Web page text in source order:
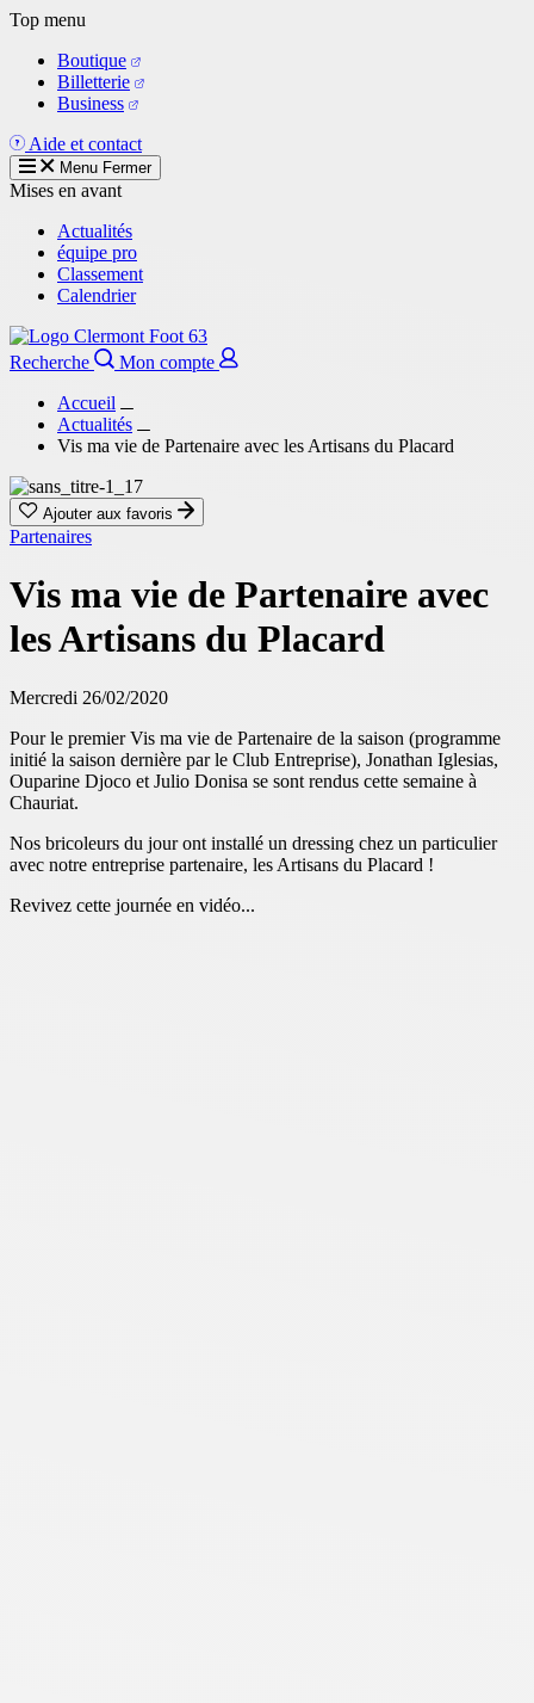
Aller
contenu
principal
Top menu
Boutique
Billetterie
Business
Aide et contact
Menu Fermer
Mises en avant
Actualités
équipe pro
Classement
Calendrier
Recherche
Mon compte
Accueil
Actualités
Vis ma vie de Partenaire avec les Artisans du Placard
Ajouter aux favoris
Partenaires
Vis ma vie de Partenaire avec
les Artisans du Placard
Mercredi 26/02/2020
Pour le premier Vis ma vie de Partenaire de la saison (programme
initié la saison dernière par le Club Entreprise), Jonathan Iglesias,
Ouparine Djoco et Julio Donisa se sont rendus cette semaine à
Chauriat.
Nos bricoleurs du jour ont installé un dressing chez un particulier
avec notre entreprise partenaire, les Artisans du Placard !
Revivez cette journée en vidéo...